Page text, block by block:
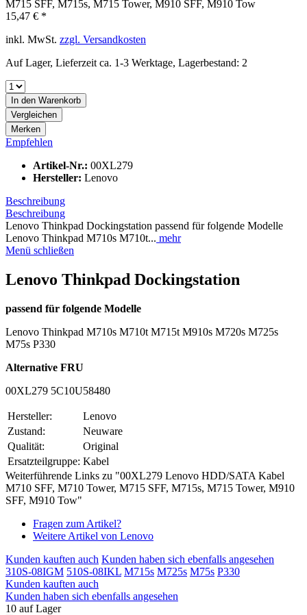
15,47 € *
inkl. MwSt. zzgl. Versandkosten
Auf Lager, Lieferzeit ca. 1-3 Werktage, Lagerbestand: 2
In den Warenkorb
Vergleichen
Merken
Empfehlen
Artikel-Nr.: 00XL279
Hersteller: Lenovo
Beschreibung
Beschreibung
Lenovo Thinkpad Dockingstation passend für folgende Modelle
Lenovo Thinkpad M710s M710t... mehr
Menü schließen
Lenovo Thinkpad Dockingstation
passend für folgende Modelle
Lenovo Thinkpad M710s M710t M715t M910s M720s M725s
M75s P330
Alternative FRU
00XL279 5C10U58480
Hersteller:
Lenovo
Zustand:
Neuware
Qualität:
Original
Ersatzteilgruppe: Kabel
Weiterführende Links zu "00XL279 Lenovo HDD/SATA Kabel
M710 SFF, M710 Tower, M715 SFF, M715s, M715 Tower, M910
SFF, M910 Tow"
Fragen zum Artikel?
Weitere Artikel von Lenovo
Kunden kauften auch Kunden haben sich ebenfalls angesehen
310S-08IGM 510S-08IKL M715s M725s M75s P330
Kunden kauften auch
Kunden haben sich ebenfalls angesehen
10 auf Lager